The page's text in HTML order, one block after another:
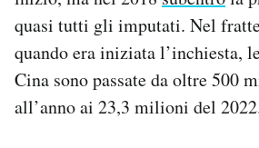
quasi tutti gli imputati. Nel
quando era iniziata l’inchiesta,
Cina sono passate da oltre 500
all’anno ai 23,3 milioni del